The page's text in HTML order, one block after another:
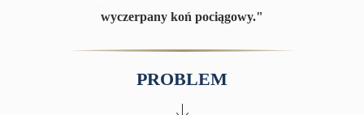
wyczerpany koń pociągowy."
PROBLEM